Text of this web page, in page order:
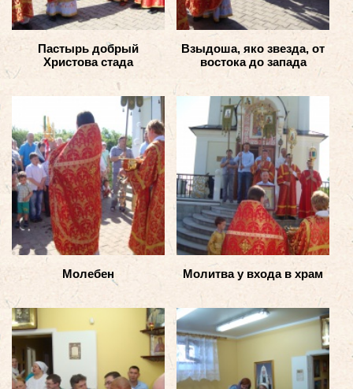
Пастырь добрый
Христова стада
Взыдоша, яко звезда, от
востока до запада
Молебен Молитва у входа в храм